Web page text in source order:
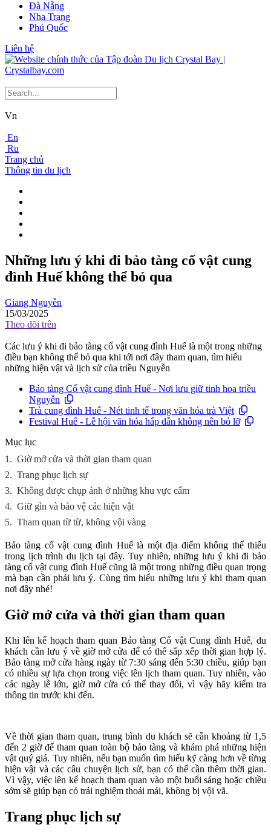
Đà Nẵng
Nha Trang
Phú Quốc
Liên hệ
Vn
En
Ru
Trang chủ
Thông tin du lịch
Những lưu ý khi đi bảo tàng cổ vật cung
đình Huế không thể bỏ qua
Giang Nguyễn
15/03/2025
Theo dõi trên
Các lưu ý khi đi bảo tàng cổ vật cung đình Huế là một trong những
điều bạn không thể bỏ qua khi tới nơi đây tham quan, tìm hiểu
những hiện vật và lịch sử của triều Nguyễn
Bảo tàng Cổ vật cung đình Huế - Nơi lưu giữ tinh hoa triều
Nguyễn
Trà cung đình Huế - Nét tinh tế trong văn hóa trà Việt
Festival Huế - Lễ hội văn hóa hấp dẫn không nên bỏ lỡ
Mục lục
1. Giờ mở cửa và thời gian tham quan
2. Trang phục lịch sự
3. Không được chụp ảnh ở những khu vực cấm
4. Giữ gìn và bảo vệ các hiện vật
5. Tham quan từ từ, không vội vàng
Bảo tàng cổ vật cung đình Huế là một địa điểm không thể thiếu
trong lịch trình du lịch tại đây. Tuy nhiên, những lưu ý khi đi bảo
tàng cổ vật cung đình Huế cũng là một trong những điều quan trọng
mà bạn cần phải lưu ý. Cùng tìm hiểu những lưu ý khi tham quan
nơi đây nhé!
Giờ mở cửa và thời gian tham quan
Khi lên kế hoạch tham quan Bảo tàng Cổ vật Cung đình Huế, du
khách cần lưu ý về giờ mở cửa để có thể sắp xếp thời gian hợp lý.
Bảo tàng mở cửa hàng ngày từ 7:30 sáng đến 5:30 chiều, giúp bạn
có nhiều sự lựa chọn trong việc lên lịch tham quan. Tuy nhiên, vào
các ngày lễ lớn, giờ mở cửa có thể thay đổi, vì vậy hãy kiểm tra
thông tin trước khi đến.
Về thời gian tham quan, trung bình du khách sẽ cần khoảng từ 1,5
đến 2 giờ để tham quan toàn bộ bảo tàng và khám phá những hiện
vật quý giá. Tuy nhiên, nếu bạn muốn tìm hiểu kỹ càng hơn về từng
hiện vật và các câu chuyện lịch sử, bạn có thể cần thêm thời gian.
Vì vậy, việc lên kế hoạch tham quan vào một buổi sáng hoặc chiều
sớm sẽ giúp bạn có trải nghiệm thoải mái, không bị vội vã.
Trang phục lịch sự